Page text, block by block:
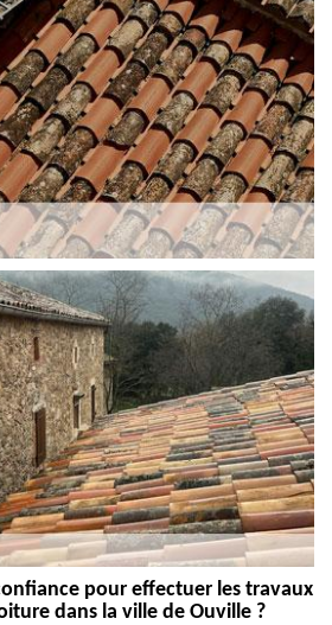
pour effectuer les travaux
dans la ville de Ouville ?